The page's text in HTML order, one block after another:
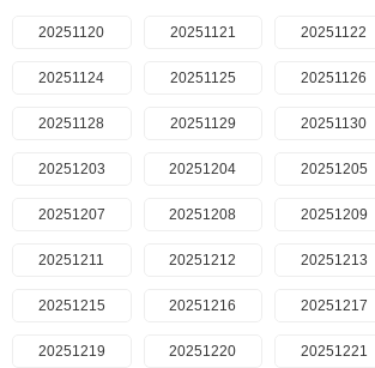
20251120 20251121 20251122
20251124 20251125 20251126
20251128 20251129 20251130
20251203 20251204 20251205
20251207 20251208 20251209
20251211 20251212 20251213
20251215 20251216 20251217
20251219 20251220 20251221